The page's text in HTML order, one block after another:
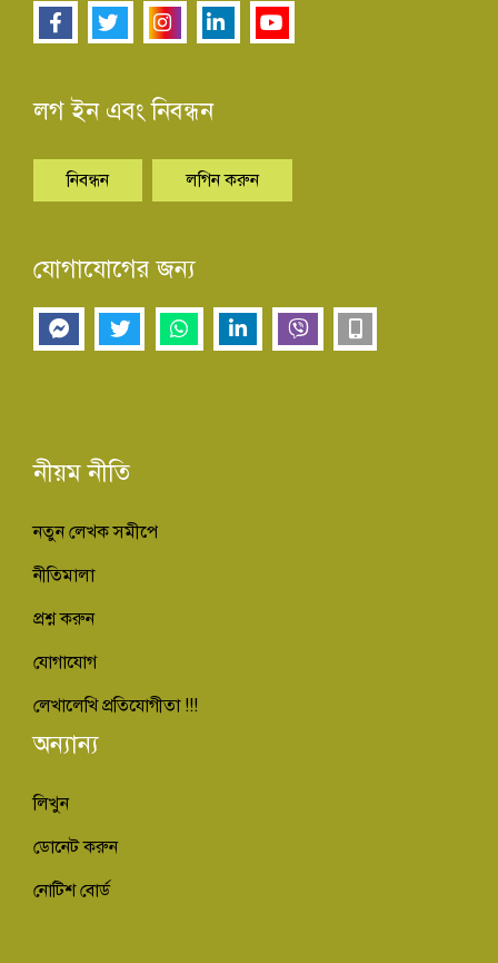
লগ ইন এবং নিবন্ধন
নিবন্ধন লগিন করুন
যোগাযোগের জন্য
নীয়ম নীতি
নতুন লেখক সমীপে
নীতিমালা
প্রশ্ন করুন
যোগাযোগ
লেখালেখি প্রতিযোগীতা !!!
অন্যান্য
লিখুন
ডোনেট করুন
নোটিশ বোর্ড